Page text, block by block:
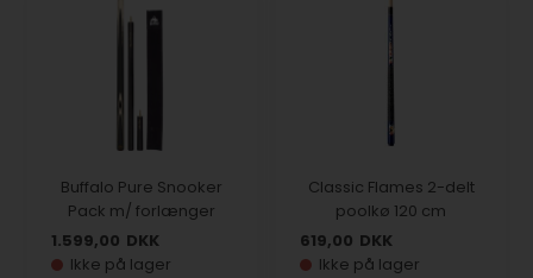
Buffalo Pure Snooker
Pack m/ forlænger
1.599,00 DKK
Ikke på lager
Classic Flames 2-delt
poolkø 120 cm
619,00 DKK
Ikke på lager